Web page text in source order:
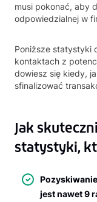
musi pokonać, aby
odpowiedzialnej w
Poniższe statystyki
kontaktach z
dowiesz się kiedy,
sfinalizować
Jak
statystyki,
jest nawet 9